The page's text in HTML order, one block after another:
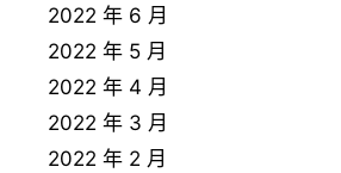
2022 年 6 月
2022 年 5 月
2022 年 4 月
2022 年 3 月
2022 年 2 月